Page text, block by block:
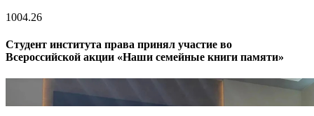
1004.26
Студент института права принял участие во
Всероссийской акции «Наши семейные книги памяти»